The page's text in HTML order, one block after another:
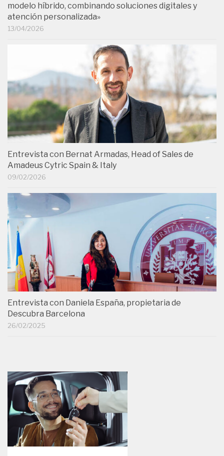
modelo híbrido, combinando soluciones digitales y
atención personalizada»
13/04/2026
Entrevista con Bernat Armadas, Head of Sales de
Amadeus Cytric Spain & Italy
09/02/2026
Entrevista con Daniela España, propietaria de
Descubra Barcelona
26/02/2025